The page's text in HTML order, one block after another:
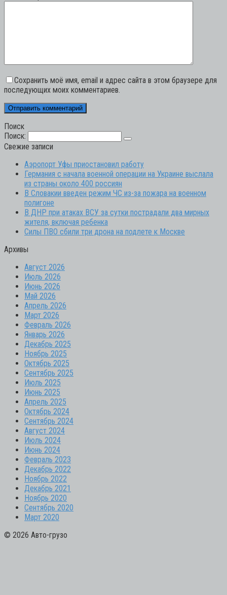
Сохранить моё имя, email и адрес сайта в этом браузере для
последующих моих комментариев.
Поиск
Поиск:
Свежие записи
Аэропорт Уфы приостановил работу
Германия с начала военной операции на Украине выслала
из страны около 400 россиян
В Словакии введен режим ЧС из-за пожара на военном
полигоне
В ДНР при атаках ВСУ за сутки пострадали два мирных
жителя, включая ребенка
Силы ПВО сбили три дрона на подлете к Москве
Архивы
Август 2026
Июль 2026
Июнь 2026
Май 2026
Апрель 2026
Март 2026
Февраль 2026
Январь 2026
Декабрь 2025
Ноябрь 2025
Октябрь 2025
Сентябрь 2025
Июль 2025
Июнь 2025
Апрель 2025
Октябрь 2024
Сентябрь 2024
Август 2024
Июль 2024
Июнь 2024
Февраль 2023
Декабрь 2022
Ноябрь 2022
Декабрь 2021
Ноябрь 2020
Сентябрь 2020
Март 2020
© 2026 Авто-грузо